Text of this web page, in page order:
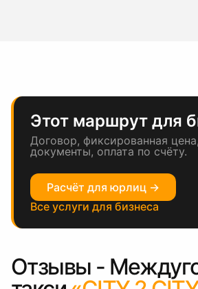
Этот маршрут для
Договор, фиксированная
документы, оплата по счёту.
Расчёт для юрлиц →
Все услуги для бизнеса
Отзывы -